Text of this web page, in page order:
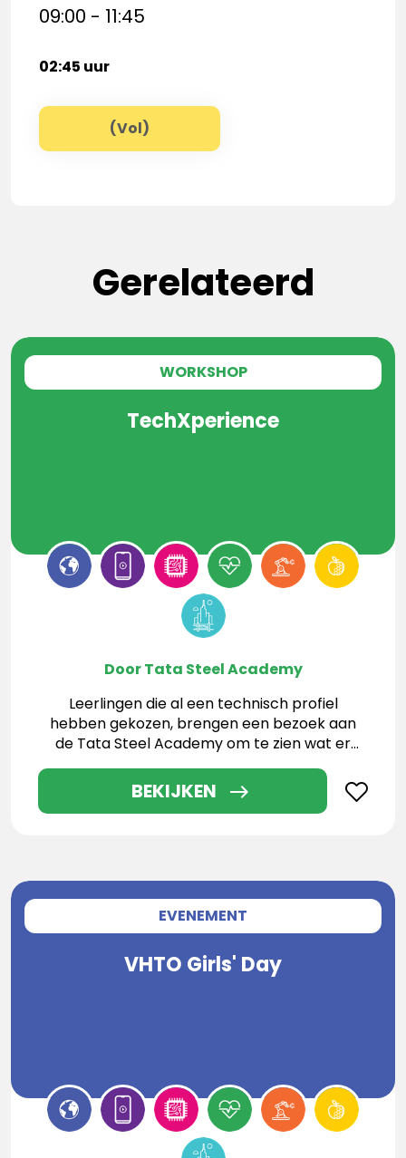
09:00 - 11:45
02:45 uur
(Vol)
Gerelateerd
WORKSHOP
TechXperience
Door Tata Steel Academy
Leerlingen die al een technisch profiel
hebben gekozen, brengen een bezoek aan
de Tata Steel Academy om te zien wat er
allemaal mogelijk is
BEKIJKEN
EVENEMENT
VHTO Girls' Day